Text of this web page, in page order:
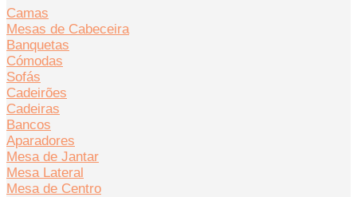
Camas
Mesas de Cabeceira
Banquetas
Cómodas
Sofás
Cadeirões
Cadeiras
Bancos
Aparadores
Mesa de Jantar
Mesa Lateral
Mesa de Centro